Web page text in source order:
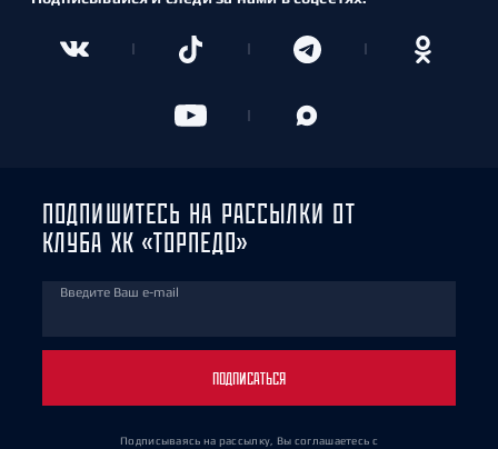
ПОДПИШИТЕСЬ НА РАССЫЛКИ ОТ
КЛУБА ХК «ТОРПЕДО»
Введите Ваш e-mail
ПОДПИСАТЬСЯ
Подписываясь на рассылку, Вы соглашаетесь с